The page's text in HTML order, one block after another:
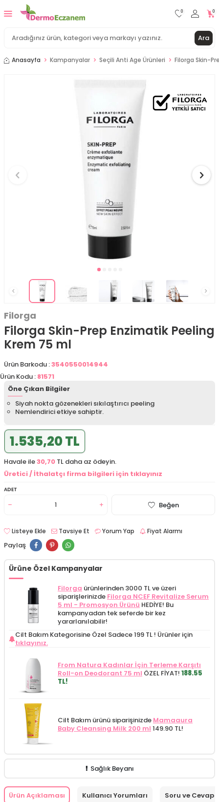
Ara
0 0
Anasayfa Kampanyalar Seçili Anti Age Ürünleri Filorga Skin-
Filorga
Filorga Skin-Prep Enzimatik Peeling
Krem 75 ml
Ürün Barkodu :3540550014944
Ürün Kodu : 81571
Öne Çıkan Bilgiler
Siyah nokta gözenekleri sıkılaştırıcı peeling
Nemlendirici etkiye sahiptir.
1.535,20 TL
Havale ile30,70 TL daha az ödeyin.
Üretici / İthalatçı firma bilgileri için tıklayınız
ADET
Beğen
Listeye Ekle Tavsiye Et Yorum Yap Fiyat Alarmı
Paylaş
Ürüne Özel Kampanyalar
Filorga ürünlerinden 3000 TL ve üzeri
siparişlerinizde Filorga NCEF Revitalize Serum
5 ml - Promosyon Ürünü HEDİYE! Bu
kampanyadan tek seferde bir kez
yararlanılabilir!
Cilt Bakım Kategorisine Özel Sadece 199 TL ! Ürünler için
tıklayınız.
From Natura Kadınlar İçin Terleme Karşıtı
Roll-on Deodorant 75 ml ÖZEL FİYAT! 188.55
TL!
Cilt Bakım ürünü siparişinizde Mamaaura
Baby Cleansing Milk 200 ml 149.90 TL!
Sağlık Beyanı
Ürün Açıklaması Kullanıcı Yorumları Soru ve Cevap